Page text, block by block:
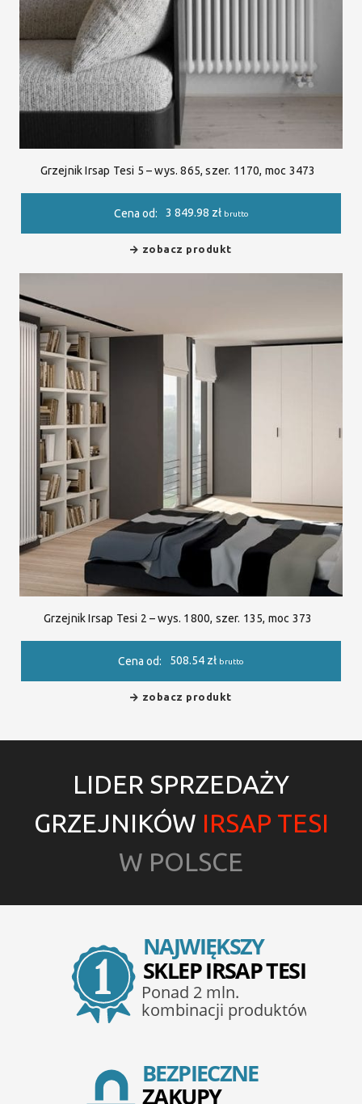
Grzejnik Irsap Tesi 5 – wys. 865, szer. 1170, moc 3473
Cena od: 3 849.98 zł brutto
zobacz produkt
Grzejnik Irsap Tesi 2 – wys. 1800, szer. 135, moc 373
Cena od: 508.54 zł brutto
zobacz produkt
LIDER SPRZEDAŻY
GRZEJNIKÓW IRSAP TESI
W POLSCE